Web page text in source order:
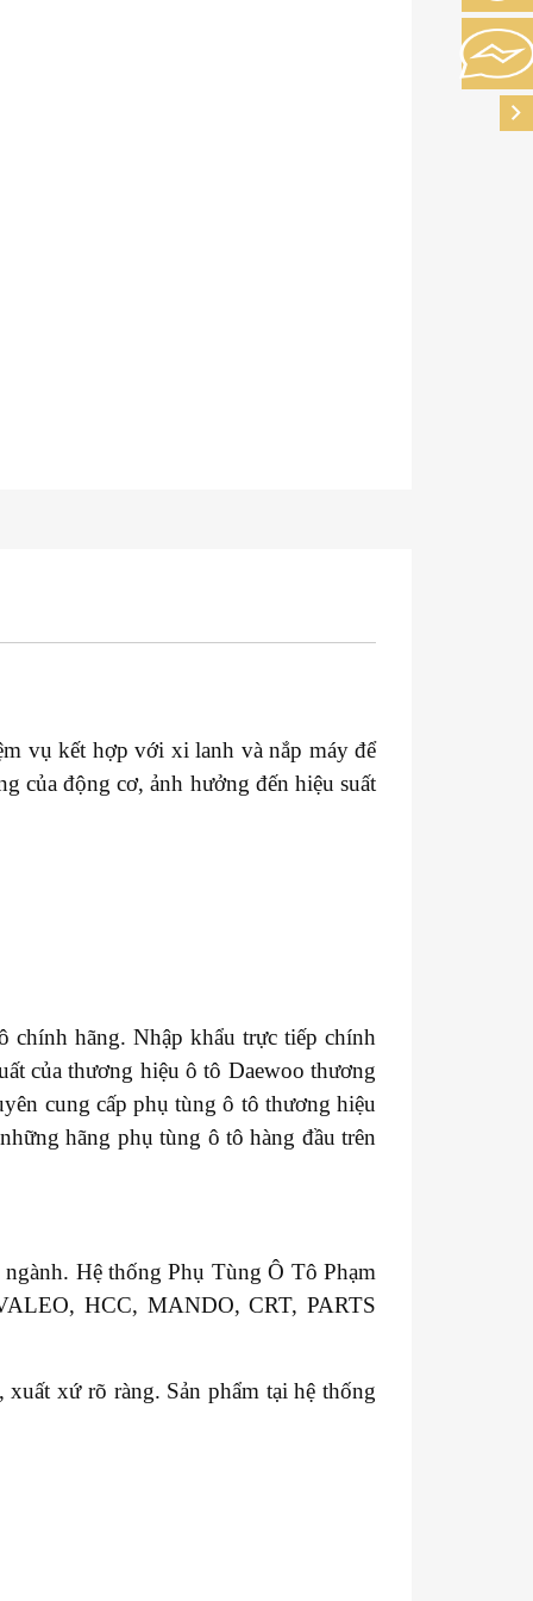
vụ kết hợp với xi lanh và nắp máy để
của động cơ, ảnh hưởng đến hiệu suất
chính hãng. Nhập khẩu trực tiếp chính
của thương hiệu ô tô Daewoo thương
cung cấp phụ tùng ô tô thương hiệu
hãng phụ tùng ô tô hàng đầu trên
Hệ thống Phụ Tùng Ô Tô Phạm
HCC, MANDO, CRT, PARTS
xứ rõ ràng. Sản phẩm tại hệ thống